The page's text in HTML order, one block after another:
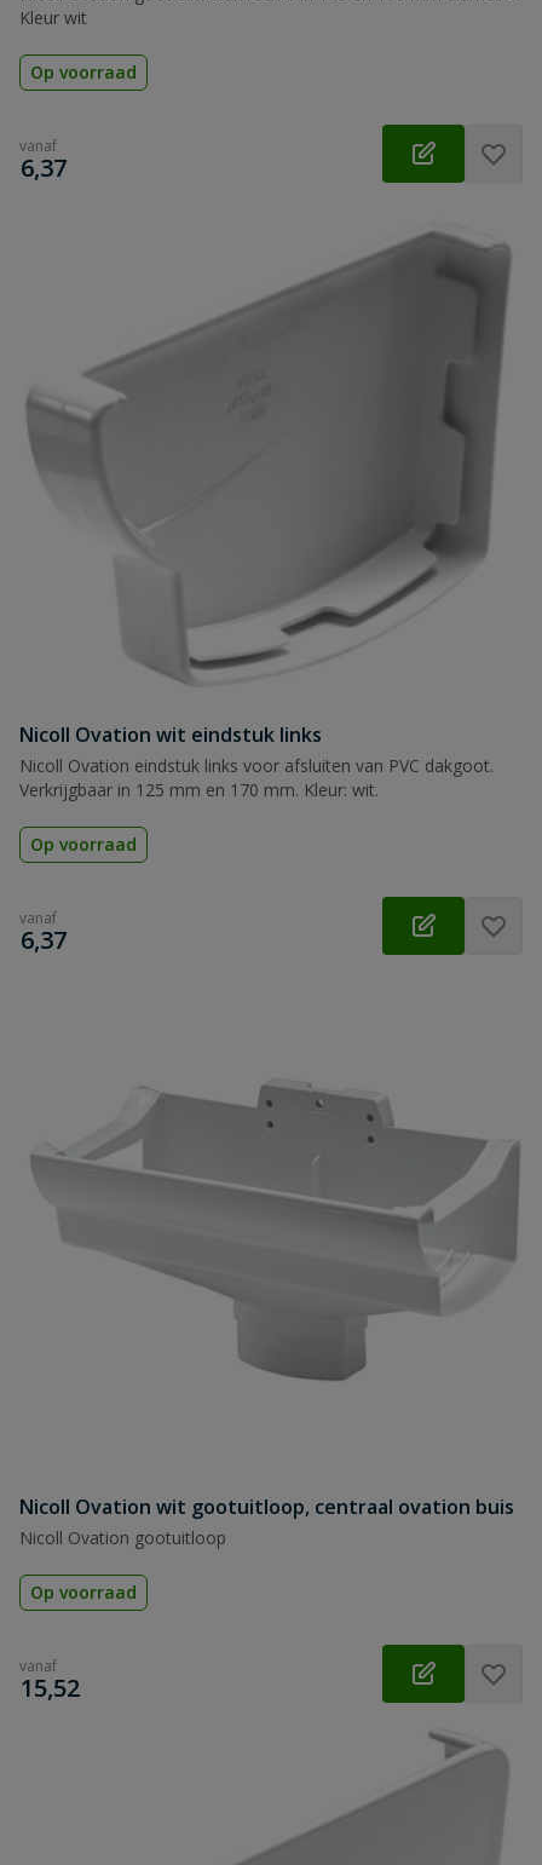
Kleur wit
Op voorraad
vanaf
€
6,37
Nicoll Ovation wit eindstuk links
Nicoll Ovation eindstuk links voor afsluiten van PVC dakgoot.
Verkrijgbaar in 125 mm en 170 mm. Kleur: wit.
Op voorraad
vanaf
€
6,37
Nicoll Ovation wit gootuitloop, centraal ovation buis
Nicoll Ovation gootuitloop
Op voorraad
vanaf
€
15,52